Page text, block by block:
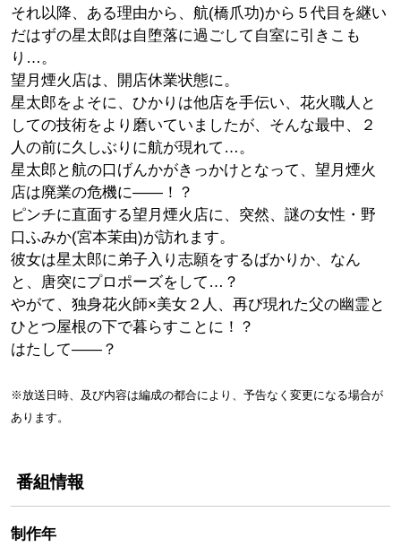
それ以降、ある理由から、航(橋爪功)から５代目を継い
だはずの星太郎は自堕落に過ごして自室に引きこも
り…。
望月煙火店は、開店休業状態に。
星太郎をよそに、ひかりは他店を手伝い、花火職人と
しての技術をより磨いていましたが、そんな最中、２
人の前に久しぶりに航が現れて…。
星太郎と航の口げんかがきっかけとなって、望月煙火
店は廃業の危機に――！？
ピンチに直面する望月煙火店に、突然、謎の女性・野
口ふみか(宮本茉由)が訪れます。
彼女は星太郎に弟子入り志願をするばかりか、なん
と、唐突にプロポーズをして…？
やがて、独身花火師×美女２人、再び現れた父の幽霊と
ひとつ屋根の下で暮らすことに！？
はたして――？
※放送日時、及び内容は編成の都合により、予告なく変更になる場合が
あります。
番組情報
制作年